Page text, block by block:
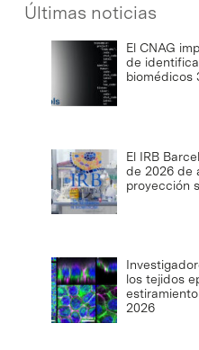
Últimas noticias
El CNAG
de
biomédicos
El IRB
de 2026 de
proyección
los tejidos
2026